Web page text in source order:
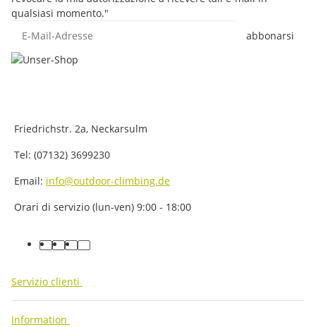
qualsiasi momento."
abbonarsi
Friedrichstr. 2a, Neckarsulm
Tel: (07132) 3699230
Email: info@outdoor-climbing.de
Orari di servizio (lun-ven) 9:00 - 18:00
facebook
youtube
instagram
tiktok
Servizio clienti
Information